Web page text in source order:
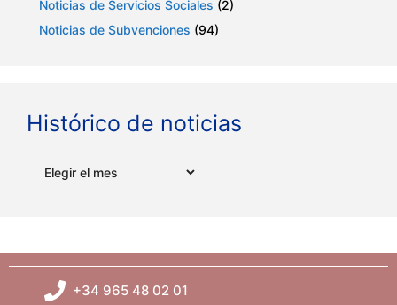
Noticias de Servicios Sociales (2)
Noticias de Subvenciones (94)
Histórico de noticias
+34 965 48 02 01